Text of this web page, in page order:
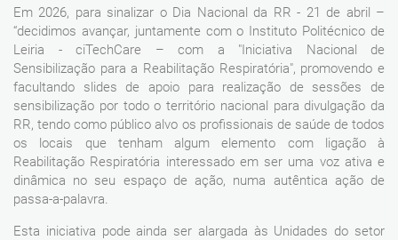
Em 2026, para sinalizar o Dia Nacional da RR - 21 de abril –
“decidimos avançar, juntamente com o Instituto Politécnico de
Leiria - ciTechCare – com a "Iniciativa Nacional de
Sensibilização para a Reabilitação Respiratória", promovendo e
facultando slides de apoio para realização de sessões de
sensibilização por todo o território nacional para divulgação da
RR, tendo como público alvo os profissionais de saúde de todos
os locais que tenham algum elemento com ligação à
Reabilitação Respiratória interessado em ser uma voz ativa e
dinâmica no seu espaço de ação, numa autêntica ação de
passa-a-palavra.
Esta iniciativa pode ainda ser alargada às Unidades do setor